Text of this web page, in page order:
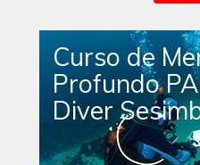
Curso de
Profundo
Diver